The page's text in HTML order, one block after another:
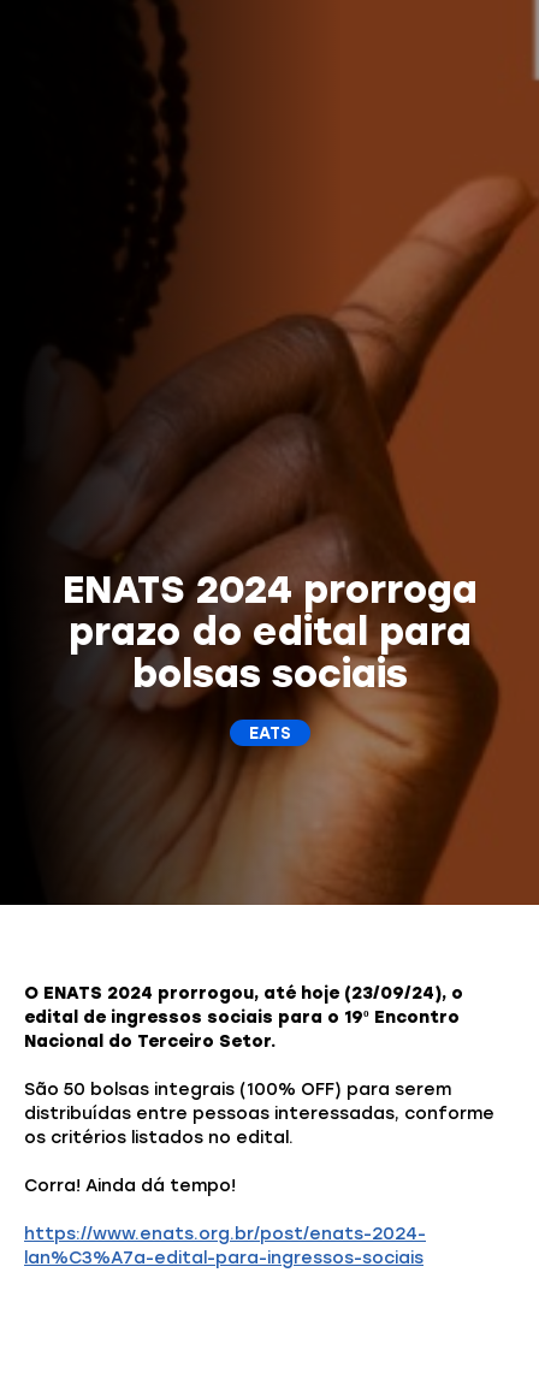
ENATS 2024 prorroga
prazo do edital para
bolsas sociais
EATS
O ENATS 2024 prorrogou, até hoje (23/09/24), o
edital de ingressos sociais para o 19º Encontro
Nacional do Terceiro Setor.
São 50 bolsas integrais (100% OFF) para serem
distribuídas entre pessoas interessadas, conforme
os critérios listados no edital.
Corra! Ainda dá tempo!
https://www.enats.org.br/post/enats-2024-
lan%C3%A7a-edital-para-ingressos-sociais